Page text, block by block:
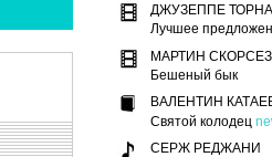
ДЖУЗЕППЕ
Лучшее
МАРТИН
Бешеный бык
ВАЛЕНТИН
Святой колодец
СЕРЖ РЕДЖАНИ